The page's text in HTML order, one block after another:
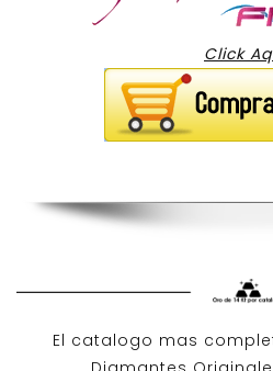
Click
El catalogo mas